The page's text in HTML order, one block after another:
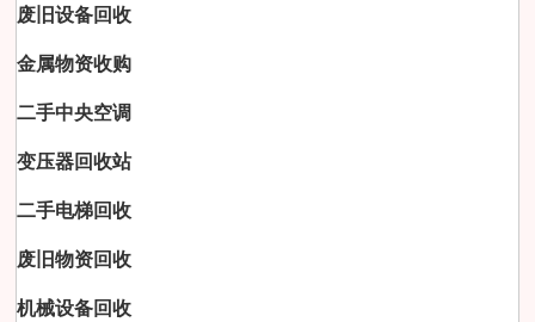
废旧设备回收
金属物资收购
二手中央空调
变压器回收站
二手电梯回收
废旧物资回收
机械设备回收